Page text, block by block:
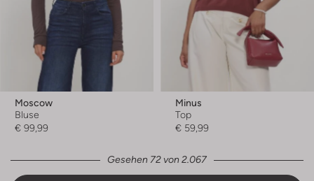
Moscow
Bluse
€ 99,99
Minus
Top
€ 59,99
Gesehen 72 von 2.067